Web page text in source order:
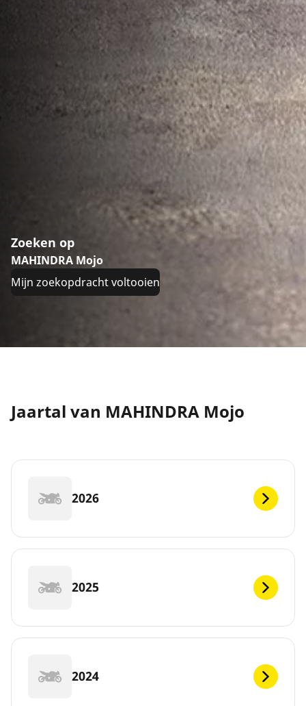
Zoeken op
MAHINDRA Mojo
Mijn zoekopdracht voltooien
Jaartal van MAHINDRA Mojo
2026
2025
2024